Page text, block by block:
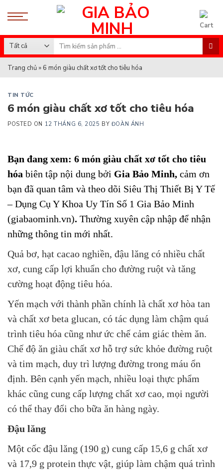
Search
for:
Trang chủ » 6 món giàu chất xơ tốt cho tiêu hóa
TIN TỨC
6 món giàu chất xơ tốt cho tiêu hóa
POSTED ON 12 THÁNG 6, 2025 BY ĐOÀN ÁNH
Bạn đang xem: 6 món giàu chất xơ tốt cho tiêu
hóa biên tập nội dung bởi Gia Bảo Minh, cảm ơn
bạn đã quan tâm và theo dõi Siêu Thị Thiết Bị Y Tế
– Dụng Cụ Y Khoa Uy Tín Số 1 Gia Bảo Minh
(giabaominh.vn). Thường xuyên cập nhập để nhận
những thông tin mới nhất.
Quả bơ, hạt cacao nghiền, đậu lăng có nhiều chất
xơ, cung cấp lợi khuẩn cho đường ruột và tăng
cường hoạt động tiêu hóa.
Yến mạch với thành phần chính là chất xơ hòa tan
và chất xơ beta glucan, có tác dụng làm chậm quá
trình tiêu hóa cũng như ức chế cảm giác thèm ăn.
Chế độ ăn giàu chất xơ hỗ trợ sức khỏe đường ruột
và tim mạch, duy trì lượng đường trong máu ổn
định. Bên cạnh yến mạch, nhiều loại thực phẩm
khác cũng cung cấp lượng chất xơ cao, mọi người
có thể thay đổi cho bữa ăn hàng ngày.
Đậu lăng
Một cốc đậu lăng (190 g) cung cấp 15,6 g chất xơ
và 17,9 g protein thực vật, giúp làm chậm quá trình